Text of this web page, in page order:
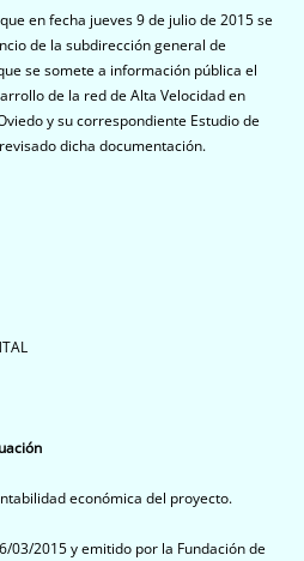
en fecha jueves 9 de julio de 2015 se
de la subdirección general de
se somete a información pública el
de la red de Alta Velocidad en
y su correspondiente Estudio de
dicha documentación.
económica del proyecto.
03/2015 y emitido por la Fundación de